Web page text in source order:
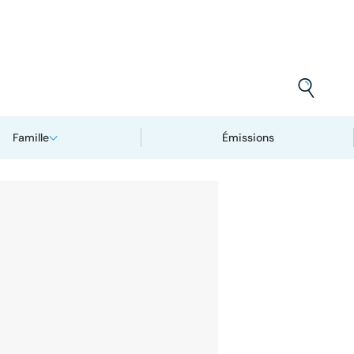
Famille Émissions